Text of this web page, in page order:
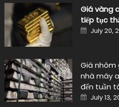
Giá vàng
tiếp tục
Posted
on
July 20,
Giá nhôm
nhà máy
đến tuần
Posted
on
July 13,